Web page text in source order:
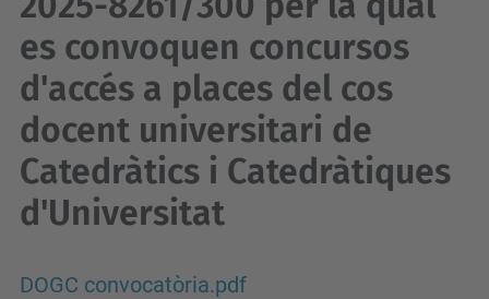
es convoquen concursos
d'accés a places del cos
docent universitari de
Catedràtics i Catedràtiques
d'Universitat
DOGC convocatòria.pdf